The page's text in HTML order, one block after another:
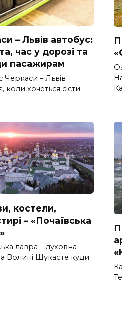
– Львів автобус:
час у дорозі та
пасажирам
Черкаси – Львів
коли хочеться сісти
костели,
– «Почаївська
лавра – духовна
Волині Шукаєте куди